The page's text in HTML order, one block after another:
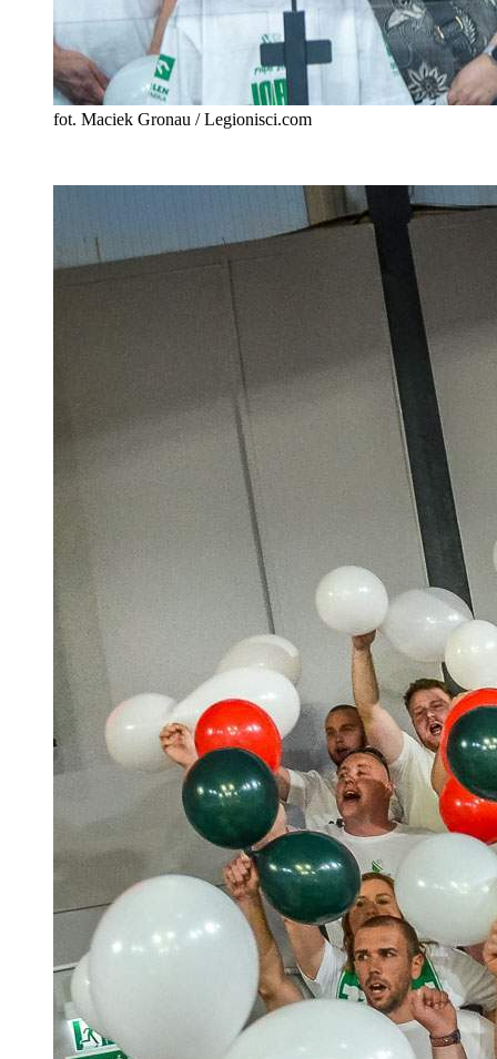
fot. Maciek Gronau / Legionisci.com